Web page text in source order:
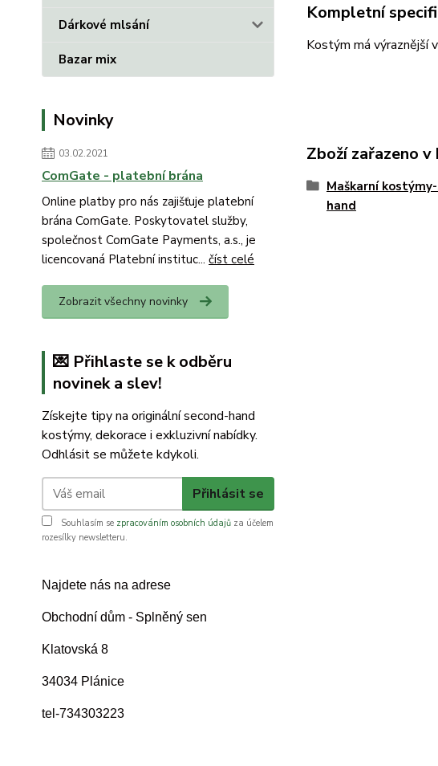
Dárkové mlsání
Bazar mix
Novinky
03.02.2021
ComGate - platební brána
Online platby pro nás zajišťuje platební
brána ComGate. Poskytovatel služby,
společnost ComGate Payments, a.s., je
licencovaná Platební instituc... číst celé
Zobrazit všechny novinky
💌 Přihlaste se k odběru
novinek a slev!
Získejte tipy na originální second-hand
kostýmy, dekorace i exkluzivní nabídky.
Odhlásit se můžete kdykoli.
Přihlásit se
Souhlasím se zpracováním osobních údajů za účelem
rozesílky newsletteru.
Najdete nás na adrese
Obchodní dům - Splněný sen
Klatovská 8
34034 Plánice
tel-734303223
Kompletní
Kostým má výraznější
Zboží zařazeno
Maškarní
hand